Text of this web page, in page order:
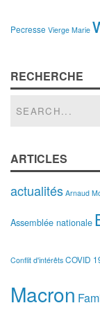
Pecresse Vierge Marie
RECHERCHE
ARTICLES
actualités Arnaud
Assemblée nationale
Conflit d'intérêts COVID
Macron